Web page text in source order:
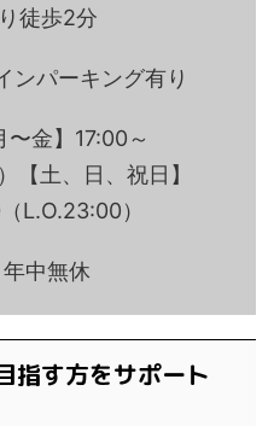
徒歩2分
ンパーキング有り
金】17:00～
土、日、祝日】
L.O.23:00）
中無休
指す方をサポート